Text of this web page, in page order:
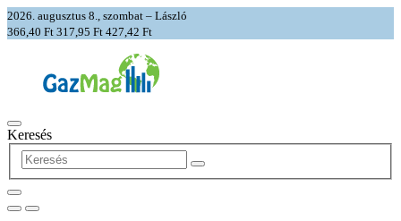
2026. augusztus 8., szombat – László
366,40 Ft 317,95 Ft 427,42 Ft
Keresés